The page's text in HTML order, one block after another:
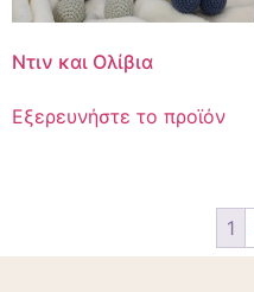
Ντιν και Ολίβια
Εξερευνήστε το προϊόν
1